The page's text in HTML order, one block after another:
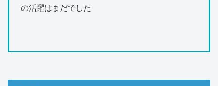
の活躍はまだでした